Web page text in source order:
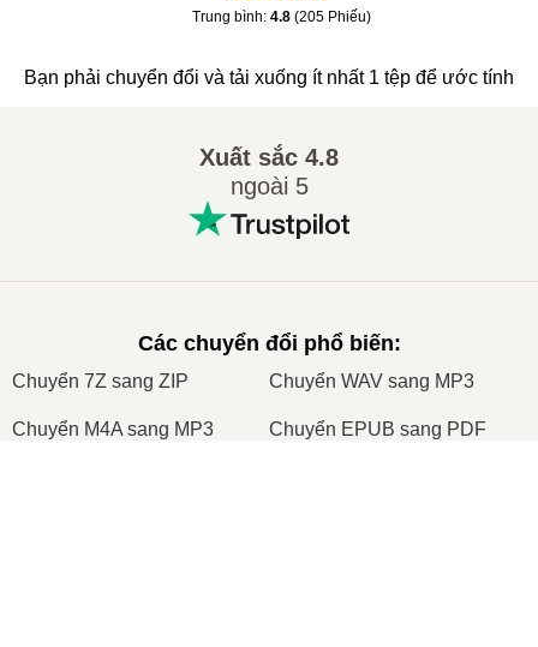
Trung bình: 4.8 (205 Phiếu)
Bạn phải chuyển đổi và tải xuống ít nhất 1 tệp để ước tính
Xuất sắc 4.8
ngoài 5
Các chuyển đổi phổ biến:
Сhuyển 7Z sang ZIP Сhuyển WAV sang MP3
Сhuyển M4A sang MP3 Сhuyển EPUB sang PDF